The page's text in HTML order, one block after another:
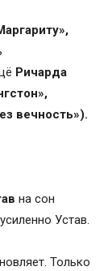
Ричарда
вечность»).
на сон
Устав.
Только